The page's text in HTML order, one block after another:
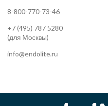
8-800-770-73-46
+7 (495) 787 5280
(для Москвы)
info@endolite.ru